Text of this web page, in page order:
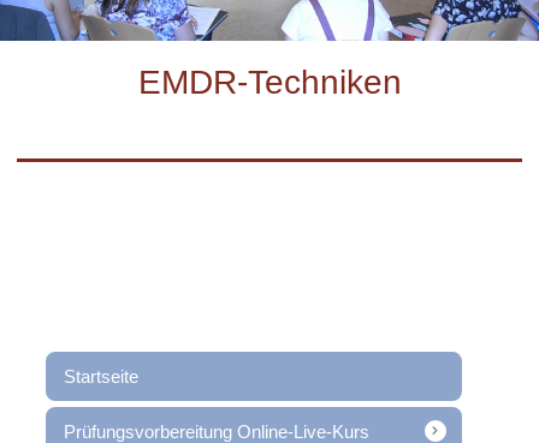
EMDR-Techniken
Startseite
Prüfungsvorbereitung Online-Live-Kurs